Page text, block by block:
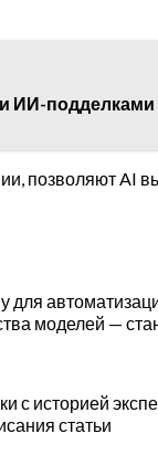
ИИ-подделками
позволяют AI
для
моделей —
с историей
статьи